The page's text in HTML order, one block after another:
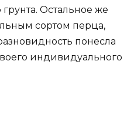
Остальное же
сортом перца,
понесла
индивидуального